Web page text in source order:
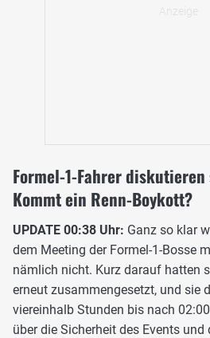
Formel-1-Fahrer
Kommt ein Renn-Boykott?
UPDATE 00:38 Uhr: Ganz so klar
dem Meeting der Formel-1-Bosse
nämlich nicht. Kurz darauf hatten
erneut zusammengesetzt, und sie
viereinhalb Stunden bis nach
über die Sicherheit des Events